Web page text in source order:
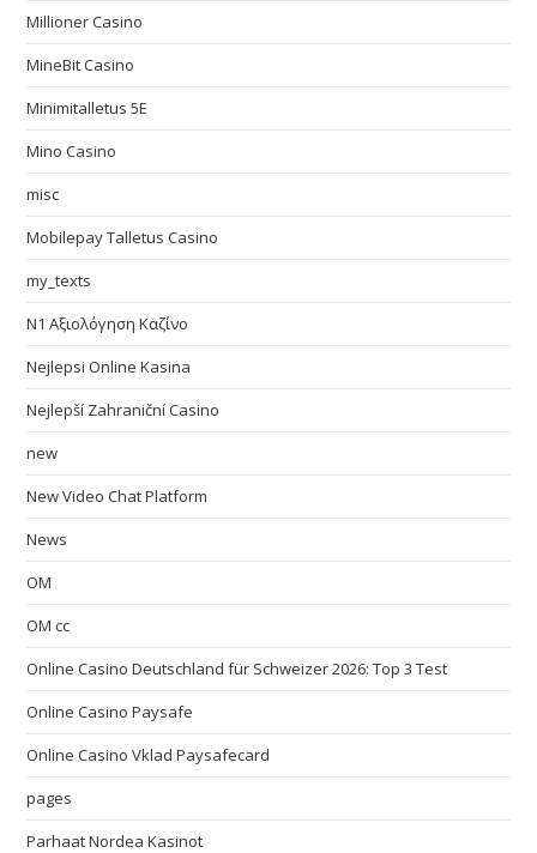
Millioner Casino
MineBit Casino
Minimitalletus 5E
Mino Casino
misc
Mobilepay Talletus Casino
my_texts
N1 Αξιολόγηση Καζίνο
Nejlepsi Online Kasina
Nejlepší Zahraniční Casino
new
New Video Chat Platform
News
OM
OM cc
Online Casino Deutschland für Schweizer 2026: Top 3 Test
Online Casino Paysafe
Online Casino Vklad Paysafecard
pages
Parhaat Nordea Kasinot